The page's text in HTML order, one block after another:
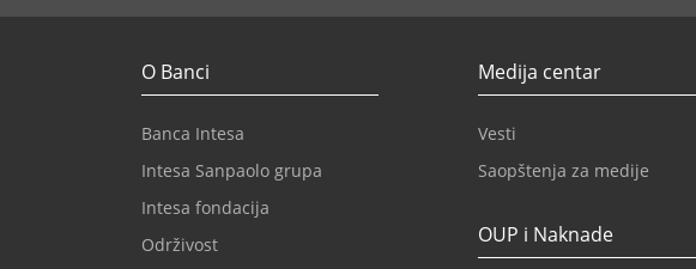
O Banci
Banca Intesa
Intesa Sanpaolo grupa
Intesa fondacija
Održivost
Medija centar
Vesti
Saopštenja za medije
OUP i Naknade